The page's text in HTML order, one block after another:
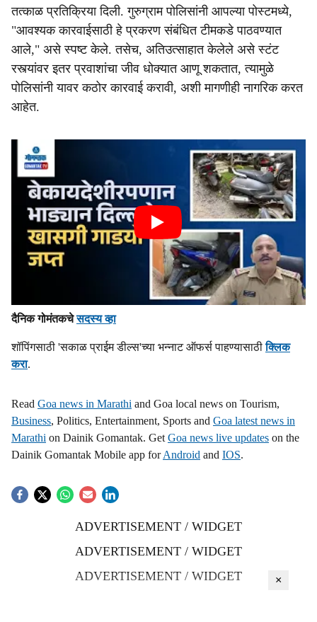
तत्काळ प्रतिक्रिया दिली. गुरुग्राम पोलिसांनी आपल्या पोस्टमध्ये,
"आवश्यक कारवाईसाठी हे प्रकरण संबंधित टीमकडे पाठवण्यात
आले," असे स्पष्ट केले. तसेच, अतिउत्साहात केलेले असे स्टंट
रस्त्यांवर इतर प्रवाशांचा जीव धोक्यात आणू शकतात, त्यामुळे
पोलिसांनी यावर कठोर कारवाई करावी, अशी मागणीही नागरिक करत
आहेत.
दैनिक गोमंतकचेसदस्य व्हा
शॉपिंगसाठी 'सकाळ प्राईम डील्स'च्या भन्नाट ऑफर्स पाहण्यासाठीक्लिक
करा.
Read Goa news in Marathi and Goa local news on Tourism,
Business, Politics, Entertainment, Sports and Goa latest news in
Marathi on Dainik Gomantak. Get Goa news live updates on the
Dainik Gomantak Mobile app forAndroid and IOS.
ADVERTISEMENT / WIDGET
ADVERTISEMENT / WIDGET
ADVERTISEMENT / WIDGET
×